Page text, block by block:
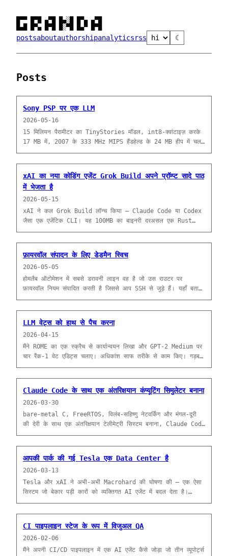
█▀▀ █▀█ ▄▀█ █▄░█ █▀▄ ▄▀█
█▄█ █▀▄ █▀█ █░▀█ █▄▀ █▀█
postsaboutauthorshipanalyticsrss ☾
Posts
Sony PSP पर एक LLM
2026-05-16
15 मिलियन पैरामीटर का TinyStories मॉडल, int8-क्वांटाइज़ करके
17 MB में, 2007 के 333 MHz MIPS हैंडहेल्ड के 24 MB हीप में चल
रहा है। बाधाओं का दौरा।
xAI का नया कोडिंग एजेंट Grok Build अपने प्रॉम्प्ट सादे पाठ
में भेजता है
2026-05-15
xAI ने कल Grok Build लॉन्च किया — Claude Code या Codex
जैसा एक एजेंटिक CLI। यह 100MB का बाइनरी दरअसल एक Rust
ELF है जो हर सिस्टम प्रॉम्प्ट, हर टूल विवरण और हर आंतरिक सब-एजेंट
tr और grep की जरूरत है।
फ़ायरवॉल संपादन के लिए डेडमैन स्विच
2026-05-05
होमलैब ऑटोमेशन में सबसे डरावनी लाइन वह है जो उस राउटर पर
फ़ायरवॉल नियम संपादित करती है जिससे आप SSH से जुड़े हैं। यहाँ बताया
गया है कि Claude Code और मैं इसे फिर भी कैसे करते हैं —
तक मैं बदलाव की पुष्टि न करूं।
LLM वेट्स को हाथ से पैच करना
2026-04-15
मैंने ROME का एक स्क्रैच से कार्यान्वयन लिखा और GPT-2 Medium पर
चार रैंक-1 वेट एडिट्स चलाए। अधिकांश साफ तरीके से काम किए। गड़बड़
वाले ने मुझे साफ वालों से ज़्यादा सिखाया।
Claude Code के साथ एक अंतरिक्षयान कंप्यूटिंग सिमुलेटर बनाना
2026-03-30
bare-metal C, FreeRTOS, विलंब-सहिष्णु नेटवर्किंग और मंगल-दूरी
की देरी के साथ एक अंतरिक्षयान टेलीमेट्री सिस्टम बनाना, Claude Code
को जोड़ी प्रोग्रामर के रूप में उपयोग करते हुए।
आपकी पार्क की गई Tesla एक Data Center है
2026-03-13
Tesla और xAI ने अभी-अभी Macrohard की घोषणा की — एक ऐसा
सिस्टम जो बेकार पड़ी कारों को व्यक्तिगत AI एजेंट में बदल देता है।
कम्प्यूट पहले से ही आपके ड्राइववे में मौजूद है।
CI पाइपलाइन स्टेज के रूप में विजुअल QA
2026-02-06
मैंने अपनी CI/CD पाइपलाइन में एक AI एजेंट कैसे जोड़ा जो तीन व्यूपोर्ट्स